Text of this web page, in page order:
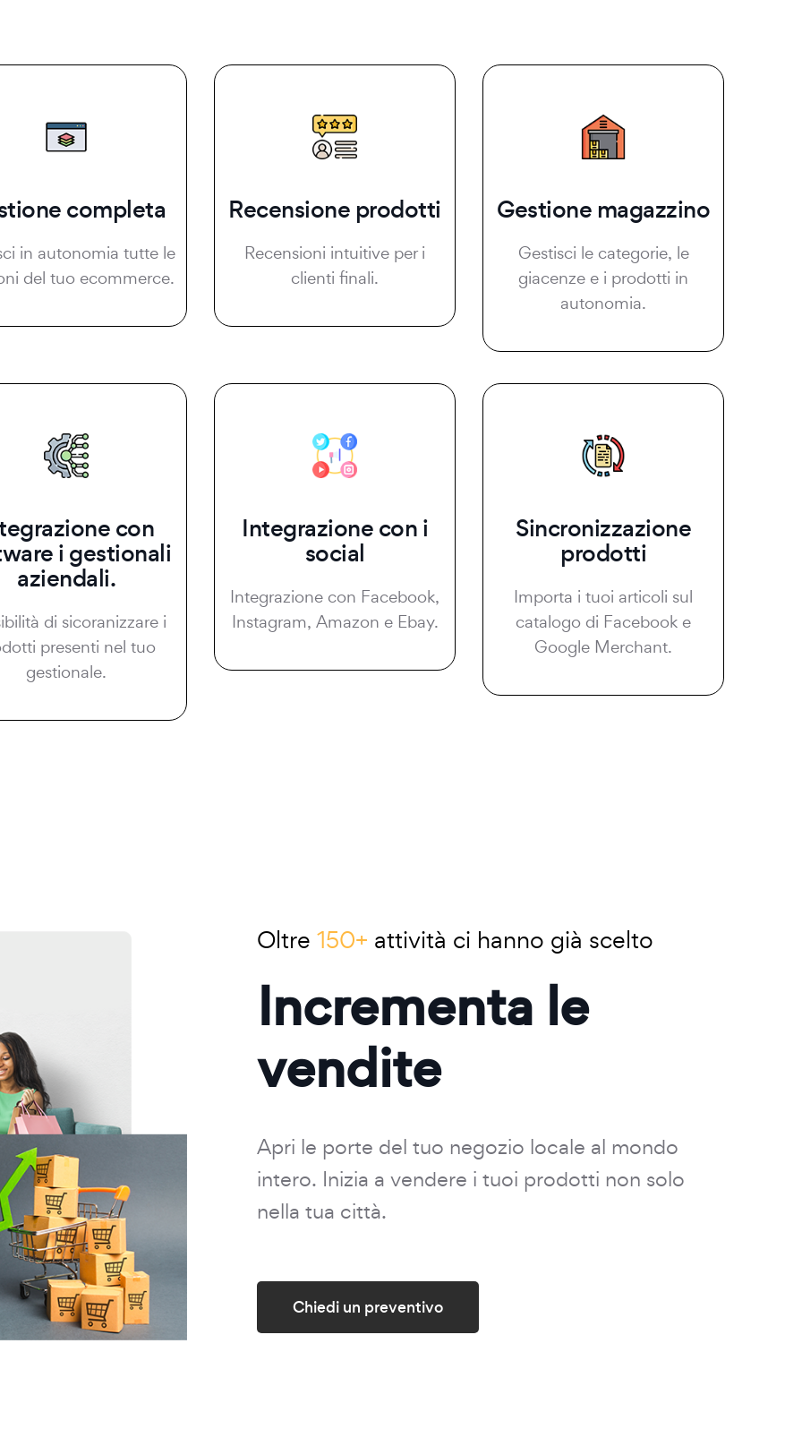
completa
in autonomia tutte le
del tuo ecommerce.
Recensione prodotti
Recensioni intuitive per i
clienti finali.
Gestione magazzino
Gestisci le categorie, le
giacenze e i prodotti in
autonomia.
con
i gestionali
aziendali.
di sicoranizzare i
presenti nel tuo
gestionale.
Integrazione con i
social
Integrazione con Facebook,
Instagram, Amazon e Ebay.
Sincronizzazione
prodotti
Importa i tuoi articoli sul
catalogo di Facebook e
Google Merchant.
Oltre 150+ attività ci hanno già scelto
Incrementa le
vendite
Apri le porte del tuo negozio locale al mondo
intero. Inizia a vendere i tuoi prodotti non solo
nella tua città.
Chiedi un preventivo